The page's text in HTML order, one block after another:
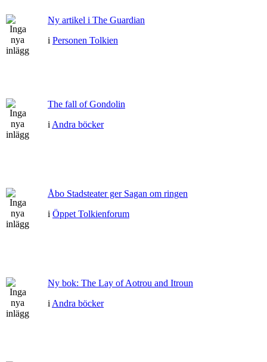
Ny artikel i The Guardian
i Personen Tolkien
The fall of Gondolin
i Andra böcker
Åbo Stadsteater ger Sagan om ringen
i Öppet Tolkienforum
Ny bok: The Lay of Aotrou and Itroun
i Andra böcker